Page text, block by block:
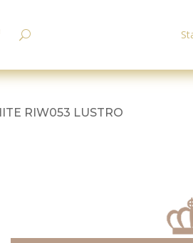
U
RIW053 LUSTRO